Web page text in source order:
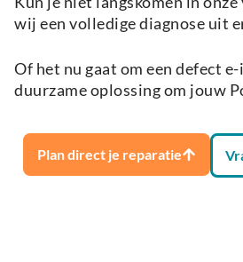
wij een volledige diagnose uit
Of het nu gaat om een defect
duurzame oplossing om jouw
Plan direct je reparatie